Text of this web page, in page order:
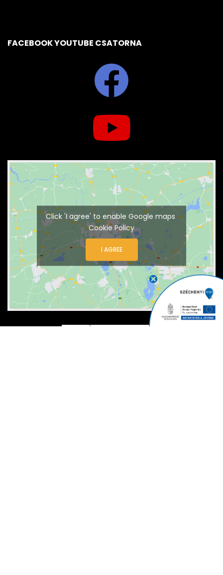
FACEBOOK YOUTUBE CSATORNA
Click 'I agree' to enable Google maps
Cookie Policy
I AGREE